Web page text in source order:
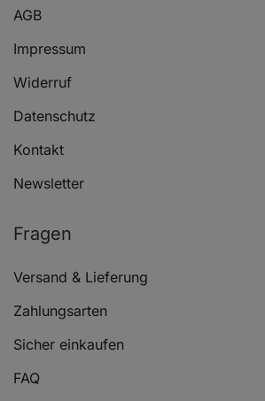
Kolbendurchmesser 22,2 mm
Technische Daten
Hinterachse, Durchmesser [mm]:
Downloads / Anhänge
AGB
Impressum
Widerruf
Datenschutz
Kontakt
Newsletter
Fragen
Versand & Lieferung
Zahlungsarten
Sicher einkaufen
FAQ